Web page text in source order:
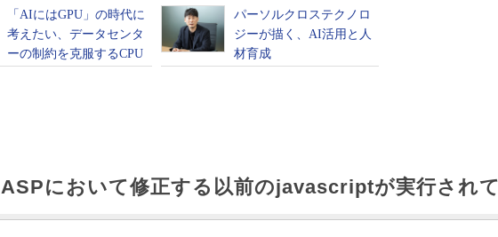
ASPにおいて修正する以前のjavascriptが実行され